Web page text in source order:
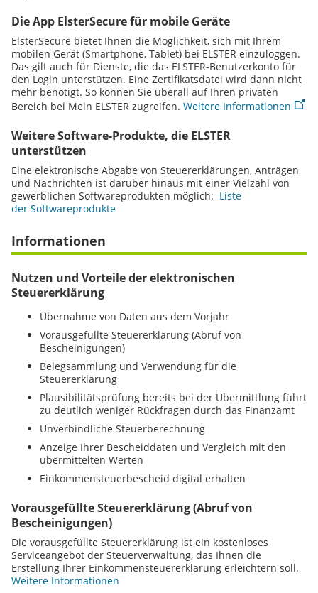
Die App ElsterSecure für mobile Geräte
ElsterSecure bietet Ihnen die Möglichkeit, sich mit Ihrem
mobilen Gerät (Smartphone, Tablet) bei ELSTER einzuloggen.
Das gilt auch für Dienste, die das ELSTER-Benutzerkonto für
den Login unterstützen. Eine Zertifikatsdatei wird dann nicht
mehr benötigt. So können Sie überall auf Ihren privaten
Bereich bei Mein ELSTER zugreifen. Weitere Informationen
WeitereSoftware-Produkte, die ELSTER
unterstützen
Eine elektronische Abgabe von Steuererklärungen, Anträgen
und Nachrichten ist darüber hinaus mit einer Vielzahl von
gewerblichen Softwareprodukten möglich: Liste
der Softwareprodukte
Informationen
Nutzen und Vorteile der elektronischen
Steuererklärung
Übernahme von Daten aus dem Vorjahr
Vorausgefüllte Steuererklärung (Abruf von
Bescheinigungen)
Belegsammlung und Verwendung für die
Steuererklärung
Plausibilitätsprüfung bereits bei der Übermittlung führt
zu deutlich weniger Rückfragen durch das Finanzamt
Unverbindliche Steuerberechnung
Anzeige Ihrer Bescheiddaten und Vergleich mit den
übermittelten Werten
Einkommensteuerbescheid digital erhalten
Vorausgefüllte Steuererklärung (Abruf von
Bescheinigungen)
Die vorausgefüllte Steuererklärung ist ein kostenloses
Serviceangebot der Steuerverwaltung, das Ihnen die
Erstellung Ihrer Einkommensteuererklärung erleichtern soll.
Weitere Informationen